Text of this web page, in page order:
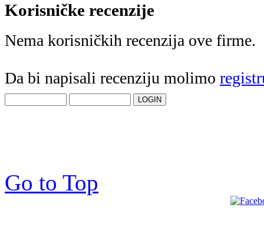
Korisničke recenzije
Nema korisničkih recenzija ove firme.
Da bi napisali recenziju molimo
Go to Top